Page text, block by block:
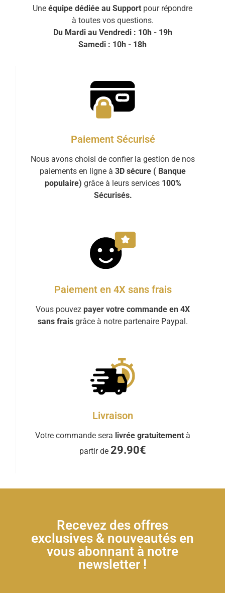
Une équipe dédiée au Support pour répondre
à toutes vos questions.
Du Mardi au Vendredi : 10h - 19h
Samedi : 10h - 18h
Paiement Sécurisé
Nous avons choisi de confier la gestion de nos
paiements en ligne à 3D sécure ( Banque
populaire) grâce à leurs services 100%
Sécurisés.
Paiement en 4X sans frais
Vous pouvez payer votre commande en 4X
sans frais grâce à notre partenaire Paypal.
Livraison
Votre commande sera livrée gratuitement à
partir de 29.90€
Recevez des offres
exclusives & nouveautés en
vous abonnant à notre
newsletter !